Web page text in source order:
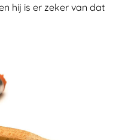
hij is er zeker van dat